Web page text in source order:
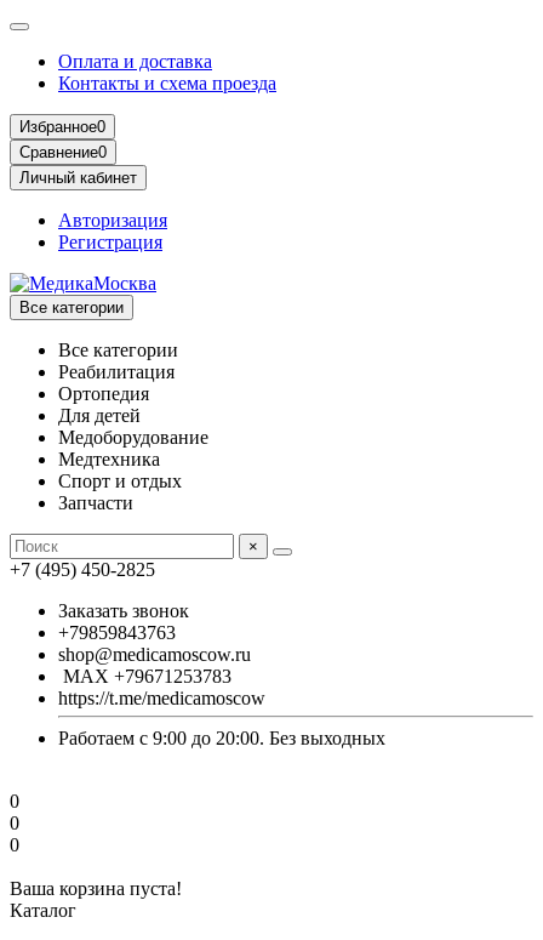
Оплата и доставка
Контакты и схема проезда
Избранное0
Сравнение0
Личный кабинет
Авторизация
Регистрация
Все категории
Все категории
Реабилитация
Ортопедия
Для детей
Медоборудование
Mедтехника
Спорт и отдых
Запчасти
×
+7 (495) 450-2825
Заказать звонок
+79859843763
shop@medicamoscow.ru
MAX +79671253783
https://t.me/medicamoscow
Работаем с 9:00 до 20:00. Без выходных
0
0
0
Ваша корзина пуста!
Каталог